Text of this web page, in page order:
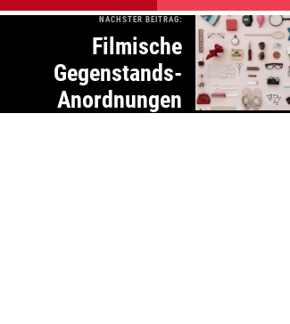
NÄCHSTER BEITRAG:
Filmische
Gegenstands-
Anordnungen